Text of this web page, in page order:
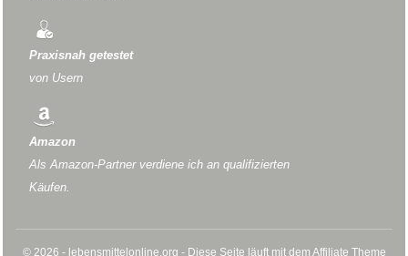
Praxisnah getestet
von Usern
Amazon
Als Amazon-Partner verdiene ich an qualifizierten
Käufen.
© 2026 - lebensmittelonline.org - Diese Seite läuft mit dem Affiliate Theme